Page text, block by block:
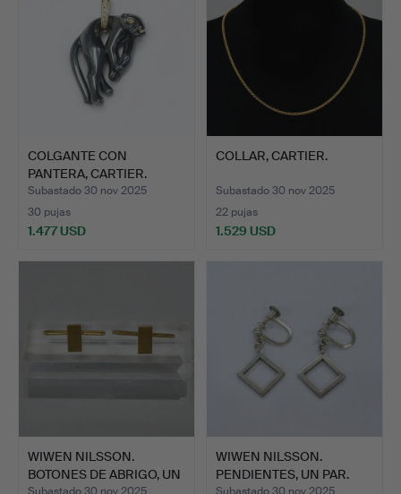
COLGANTE CON
PANTERA, CARTIER.
Subastado 30 nov 2025
30 pujas
1.477 USD
COLLAR, CARTIER.
Subastado 30 nov 2025
22 pujas
1.529 USD
WIWEN NILSSON.
BOTONES DE ABRIGO, UN
Subastado 30 nov 2025
WIWEN NILSSON.
PENDIENTES, UN PAR.
Subastado 30 nov 2025